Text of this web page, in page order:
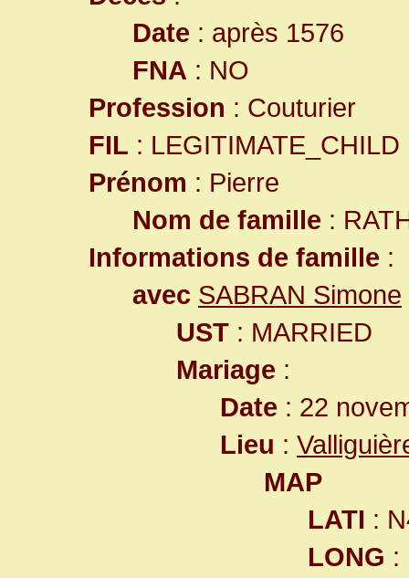
Date : après 1576
FNA : NO
Profession : Couturier
FIL : LEGITIMATE_CHILD
Prénom : Pierre
Nom de famille :
Informations de famille :
avec SABRAN Simone
UST : MARRIED
Mariage :
Date : 22
Lieu :
MAP
LATI :
LONG :